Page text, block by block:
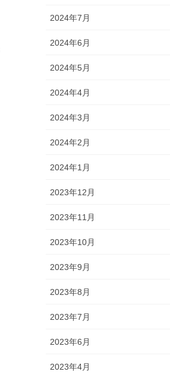
2024年7月
2024年6月
2024年5月
2024年4月
2024年3月
2024年2月
2024年1月
2023年12月
2023年11月
2023年10月
2023年9月
2023年8月
2023年7月
2023年6月
2023年4月